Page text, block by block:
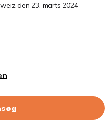
den 23. marts 2024